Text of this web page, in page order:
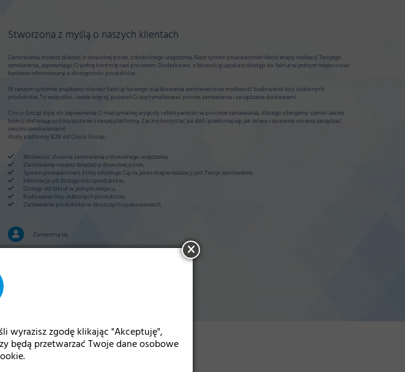
Stworzona z myślą o naszych klientach
Zamówienia możesz składać o dowolnej porze, z dowolnego urządzenia. Nasz system powiadomień śledzi etapy realizacji Twojego
zamówienia, zapewniając Ci pełną kontrolę nad procesem. Dodatkowo, z łatwością uzyskasz dostęp do faktur w jednym miejscu oraz
będziesz informowany o dostępności produktów.
W naszym systemie znajdziesz również funkcję łatwego duplikowania zamówień oraz możliwość budowania listy ulubionych
produktów. To wszystko, i wiele więcej, pozwoli Ci zoptymalizować proces zamawiania i zarządzania dostawami.
Croco Group dąży do zapewnienia Ci maksymalnej wygody i efektywności w procesie zamawiania, dlatego oferujemy szeroki zakres
funkcji ułatwiających korzystanie z naszej platformy. Zacznij korzystać już dziś i przekonaj się, jak łatwo i sprawnie możesz zarządzać
swoimi zamówieniami!
Atuty platformy B2B od Croco Group:
Możliwość złożenia zamówienia z dowolnego urządzenia,
Zamówienia możesz składać o dowolnej porze,
System powiadomień, który informuje Cię na jakim etapie realizacji jest Twoje zamówienie,
Informacja od dostępności produktów,
Dostęp do faktur w jednym miejscu,
Budowanie listy ulubionych produktów,
Zamawianie produktów w zbiorczych opakowaniach.
Zarejestruj się
wyrazisz zgodę klikając "Akceptuję",
będą przetwarzać Twoje dane osobowe